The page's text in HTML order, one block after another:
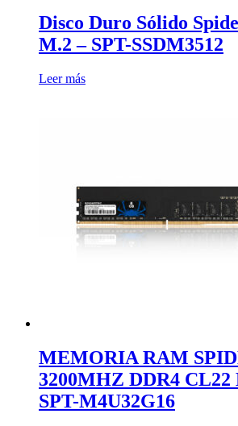
Disco Duro Sólido
M.2 – SPT-SSDM3512
Leer más
MEMORIA RAM
3200MHZ DDR4 CL22
SPT-M4U32G16